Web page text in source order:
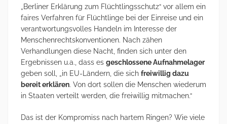
„Berliner Erklärung zum Flüchtlingsschutz“ vor allem ein
faires Verfahren für Flüchtlinge bei der Einreise und ein
verantwortungsvolles Handeln im Interesse der
Menschenrechtskonventionen. Nach zähen
Verhandlungen diese Nacht, finden sich unter den
Ergebnissen u.a., dass es geschlossene Aufnahmelager
geben soll, „in EU-Ländern, die sich freiwillig dazu
bereit erklären. Von dort sollen die Menschen wiederum
in Staaten verteilt werden, die freiwillig mitmachen.“
Das ist der Kompromiss nach hartem Ringen? Wie viele